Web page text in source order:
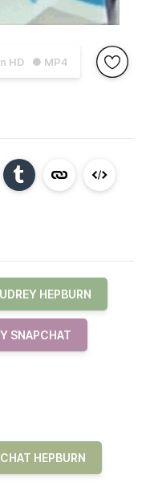
HD ● MP4
HEPBURN
SNAPCHAT
HEPBURN